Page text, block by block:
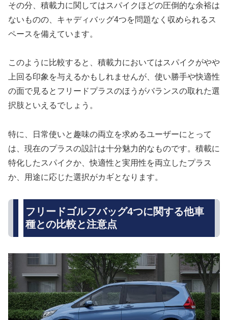
その分、積載力に関してはスパイクほどの圧倒的な余裕は
ないものの、キャディバッグ4つを問題なく収められるス
ペースを備えています。
このように比較すると、積載力においてはスパイクがやや
上回る印象を与えるかもしれませんが、使い勝手や快適性
の面で見るとフリードプラスのほうがバランスの取れた選
択肢といえるでしょう。
特に、日常使いと趣味の両立を求めるユーザーにとって
は、現在のプラスの設計は十分魅力的なものです。積載に
特化したスパイクか、快適性と実用性を両立したプラス
か、用途に応じた選択がカギとなります。
フリードゴルフバッグ4つに関する他車
種との比較と注意点